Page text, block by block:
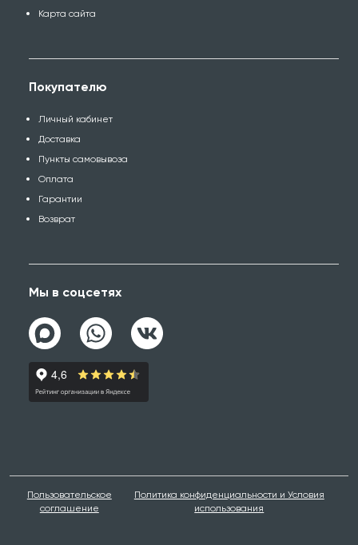
Карта сайта
Покупателю
Личный кабинет
Доставка
Пункты самовывоза
Оплата
Гарантии
Возврат
Мы в соцсетях
Пользовательское
соглашение
Политика конфиденциальности и Условия
использования